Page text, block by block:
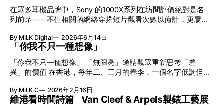
在眾多耳機品牌中，Sony 的1000X系列在坊間評價絕對是名
列前茅——不但相關的網絡穿搭短片觀看次數以億計，更屢獲
VGP 金獎，也是 Amazon 折扣日的大熱推介。
By MiLK Digital 2026年6月14日
「你我不只一種想像」
「你我不只一種想像」 「無限亮」邀請觀眾重新思考「差
異」的價值 在香港，每年二、三月的春季，一個名字低調但
節與香港賽馬會慈善信託基金聯合呈獻，以共融藝術為核心，
八年來不只是帶來無數來自世界各地的優秀節目，更致力於在
By MiLK C 2026年2月16日
維港看時間詩篇 Van Cleef & Arpels製錶工藝展